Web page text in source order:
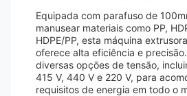
Equipada com parafuso de
manusear materiais como PP,
HDPE/PP, esta máquina
oferece alta eficiência e
diversas opções de tensão,
415 V, 440 V e 220 V, para
requisitos de energia em todo o